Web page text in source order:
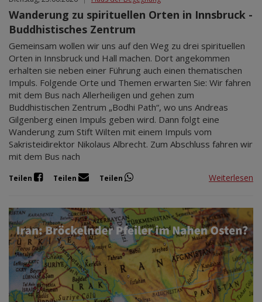
Wanderung zu spirituellen Orten in Innsbruck -
Buddhistisches Zentrum
Gemeinsam wollen wir uns auf den Weg zu drei spirituellen
Orten in Innsbruck und Hall machen. Dort angekommen
erhalten sie neben einer Führung auch einen thematischen
Impuls. Folgende Orte und Themen erwarten Sie: Wir fahren
mit dem Bus nach Allerheiligen und gehen zum
Buddhistischen Zentrum „Bodhi Path“, wo uns Andreas
Gilgenberg einen Impuls geben wird. Dann folgt eine
Wanderung zum Stift Wilten mit einem Impuls vom
Sakristeidirektor Nikolaus Albrecht. Zum Abschluss fahren wir
mit dem Bus nach
Teilen Teilen Teilen Weiterlesen